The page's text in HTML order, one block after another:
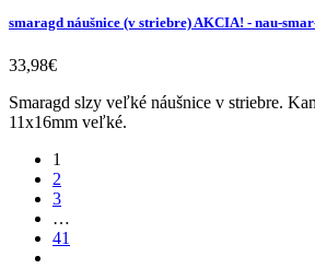
smaragd náušnice (v striebre) AKCIA! - nau-
33,98€
Smaragd slzy veľké náušnice v striebre.
11x16mm veľké.
1
2
3
…
41